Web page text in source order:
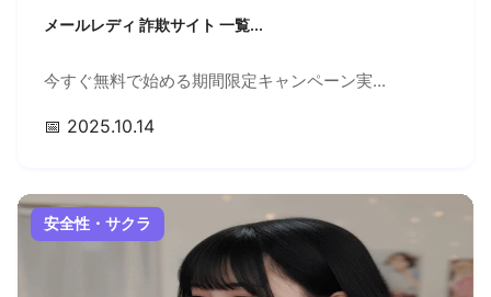
メールレディ 詐欺サイト 一覧...
今すぐ無料で始める期間限定キャンペーン実...
📅 2025.10.14
安全性・サクラ